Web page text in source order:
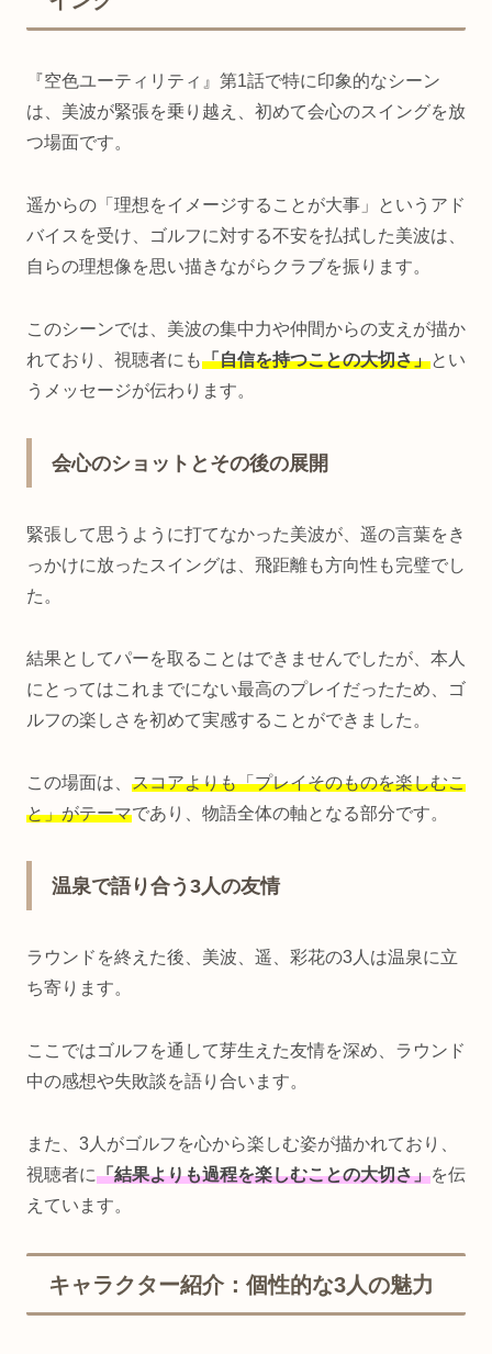
『空色ユーティリティ』第1話で特に印象的なシーン
は、美波が緊張を乗り越え、初めて会心のスイングを放
つ場面です。
遥からの「理想をイメージすることが大事」というアド
バイスを受け、ゴルフに対する不安を払拭した美波は、
自らの理想像を思い描きながらクラブを振ります。
このシーンでは、美波の集中力や仲間からの支えが描か
れており、視聴者にも「自信を持つことの大切さ」とい
うメッセージが伝わります。
会心のショットとその後の展開
緊張して思うように打てなかった美波が、遥の言葉をき
っかけに放ったスイングは、飛距離も方向性も完璧でし
た。
結果としてパーを取ることはできませんでしたが、本人
にとってはこれまでにない最高のプレイだったため、ゴ
ルフの楽しさを初めて実感することができました。
この場面は、 スコアよりも「プレイそのものを楽しむこ
と」がテーマであり、物語全体の軸となる部分です。
温泉で語り合う3人の友情
ラウンドを終えた後、美波、遥、彩花の3人は温泉に立
ち寄ります。
ここではゴルフを通して芽生えた友情を深め、ラウンド
中の感想や失敗談を語り合います。
また、3人がゴルフを心から楽しむ姿が描かれており、
視聴者に「結果よりも過程を楽しむことの大切さ」を伝
えています。
キャラクター紹介：個性的な3人の魅力